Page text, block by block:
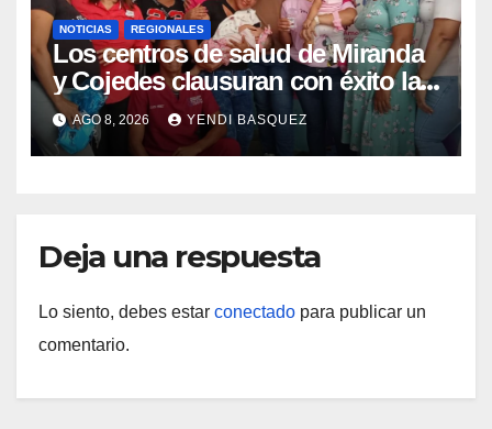
NOTICIAS REGIONALES
Los centros de salud de Miranda
y Cojedes clausuran con éxito la
Semana Mundial de la Lactancia
Materna
AGO 8, 2026 YENDI BASQUEZ
Deja una respuesta
Lo siento, debes estar conectado para publicar un
comentario.